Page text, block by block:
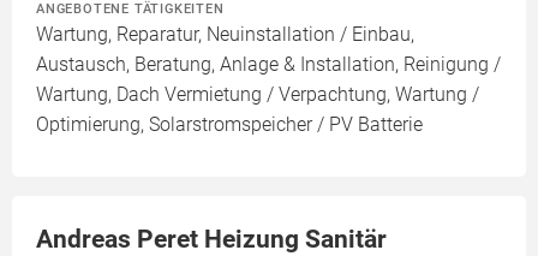
ANGEBOTENE TÄTIGKEITEN
Wartung, Reparatur, Neuinstallation / Einbau,
Austausch, Beratung, Anlage & Installation, Reinigung /
Wartung, Dach Vermietung / Verpachtung, Wartung /
Optimierung, Solarstromspeicher / PV Batterie
Andreas Peret Heizung Sanitär